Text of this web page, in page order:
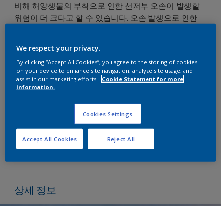
비해 해양생물의 부착으로 인한 선저부 오손이 발생할
위험이 더 크다고 할 수 있습니다. 오손 발생으로 인한
갑판, 외현부는 해수 비말의 염분 및 강력한 자외선에 직
접 노출되는 부위로서 이러한 요인은 어선 선체의 부식,
마모, 변색을 가속화할 수 있으므로 지속적인 관리가 필
요합니다. 한편, 어선은 보통 선체 내부 및 외부 작업구
낙상 사고가 발생할 수 있습니다. 특히 조업 중에 발생하
는 사고는 대처가 쉽지 않으므로 이에 대한 예방대책이
필요합니다.
상세 정보
We respect your privacy.
By clicking “Accept All Cookies”, you agree to the storing of cookies
on your device to enhance site navigation, analyze site usage, and
assist in our marketing efforts.
Cookie Statement for more
information.
Cookies Settings
Reject All
Accept All Cookies